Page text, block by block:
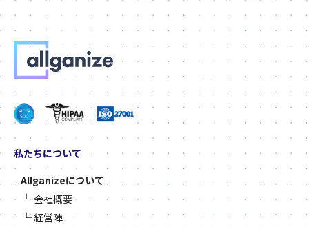
私たちについて
Allganizeについて
└ 会社概要
└経営陣